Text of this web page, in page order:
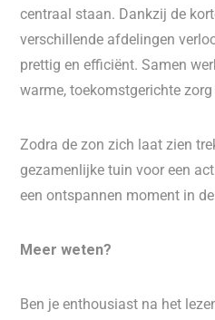
centraal staan. Dankzij de
verschillende afdelingen
prettig en efficiënt. Samen
warme, toekomstgerichte
Zodra de zon zich laat zien
gezamenlijke tuin voor een
een ontspannen moment in
Meer weten?
Ben je enthousiast na het